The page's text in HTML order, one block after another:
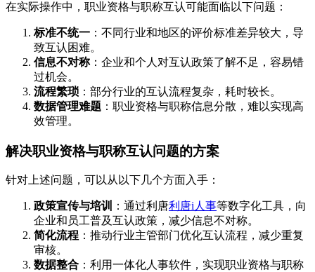
在实际操作中，职业资格与职称互认可能面临以下问题：
标准不统一 ：不同行业和地区的评价标准差异较大，导
致互认困难。
信息不对称：企业和个人对互认政策了解不足，容易错
过机会。
流程繁琐 ：部分行业的互认流程复杂，耗时较长。
数据管理难题 ：职业资格与职称信息分散，难以实现高
效管理。
解决职业资格与职称互认问题的方案
针对上述问题，可以从以下几个方面入手：
政策宣传与培训 ：通过利唐利唐i人事等数字化工具，向
企业和员工普及互认政策，减少信息不对称。
简化流程 ：推动行业主管部门优化互认流程，减少重复
审核。
数据整合 ：利用一体化人事软件，实现职业资格与职称